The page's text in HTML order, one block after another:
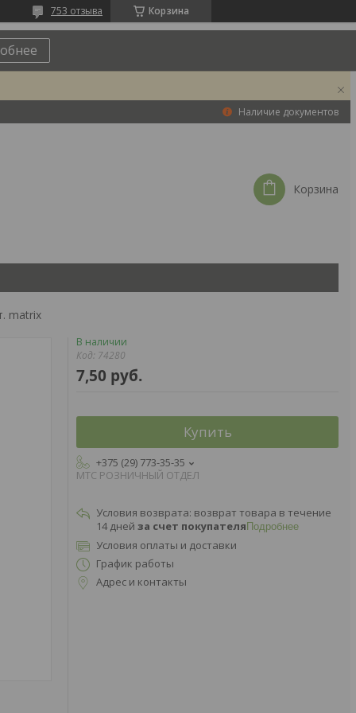
Корзина
753 отзыва
Наличие документов
Корзина
matrix
В наличии
Код: 74280
7,50 руб.
Купить
+375 (29) 773-35-35
МТС РОЗНИЧНЫЙ ОТДЕЛ
возврат товара в течение
14 дней за счет покупателя Подробнее
Условия оплаты и доставки
График работы
Адрес и контакты